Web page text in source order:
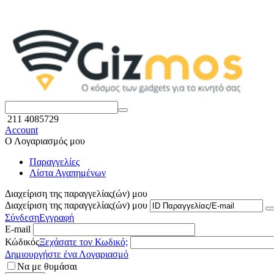
211 4085729
Account
Ο Λογαριασμός μου
Παραγγελίες
Λίστα Αγαπημένων
Διαχείριση της παραγγελίας(ών) μου
Διαχείριση της παραγγελίας(ών) μου
ΣύνδεσηΕγγραφή
E-mail
ΚώδικόςΞεχάσατε τον Κωδικό;
Δημιουργήστε ένα Λογαριασμό
Να με θυμάσαι